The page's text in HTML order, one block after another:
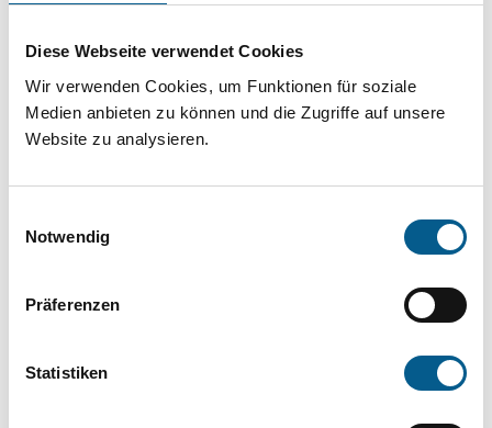
Diese Webseite verwendet Cookies
Wir verwenden Cookies, um Funktionen für soziale
Medien anbieten zu können und die Zugriffe auf unsere
Website zu analysieren.
Notwendig
Präferenzen
Statistiken
Suche bitte die Groß- und Kleinschreibung
beachten.
Kategorien verfeinert werden.
Suchen
Aktive Filter: